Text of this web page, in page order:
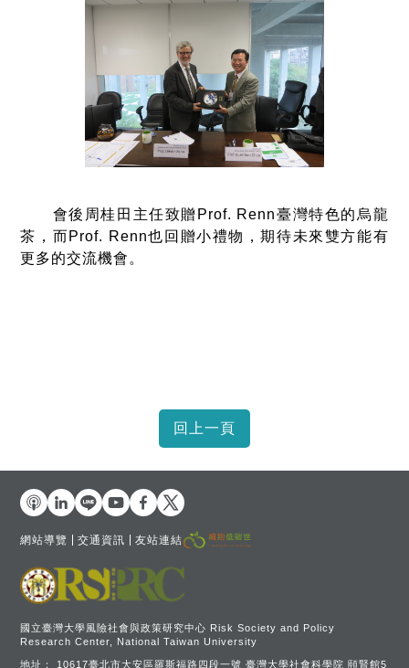
會後周桂田主任致贈Prof. Renn臺灣特色的烏龍
茶，而Prof. Renn也回贈小禮物，期待未來雙方能有
更多的交流機會。
國立臺灣大學風險社會與政策研究中心 Risk Society and Policy
Research Center, National Taiwan University
地址： 10617臺北市大安區羅斯福路四段一號 臺灣大學社會科學院 頤賢館5
網站導覽 交通資訊 友站連結